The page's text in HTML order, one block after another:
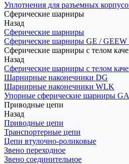
Уплотнения для разъемных
Сферические шарниры
Назад
Сферические шарниры
Сферические шарниры GE /
Сферические шарниры с телом
Назад
Сферические шарниры с телом
Шарнирные наконечники DG
Шарнирные наконечники WLK
Упорные сферические шарниры
Приводные цепи
Назад
Приводные цепи
Транспортерные цепи
Цепи втулочно-роликовые
Звено переходное
Звено соединительное